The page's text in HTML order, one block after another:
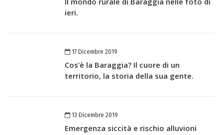
ieri.
17 Dicembre 2019
Cos’è la Baraggia? Il cuore di un
territorio, la storia della sua gente.
13 Dicembre 2019
Emergenza siccità e rischio alluvioni